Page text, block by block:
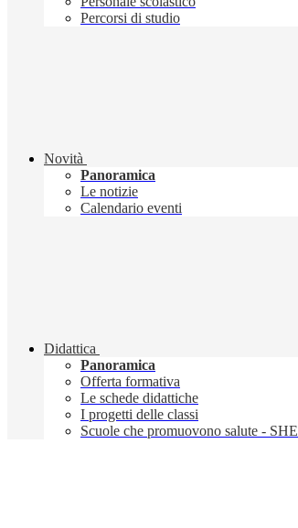
Percorsi di studio
Novità
Panoramica
Le notizie
Calendario eventi
Didattica
Panoramica
Offerta formativa
Le schede didattiche
I progetti delle classi
Scuole che promuovono salute - SHE